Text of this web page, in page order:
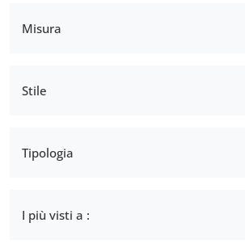
Misura
Stile
Tipologia
I più visti a :